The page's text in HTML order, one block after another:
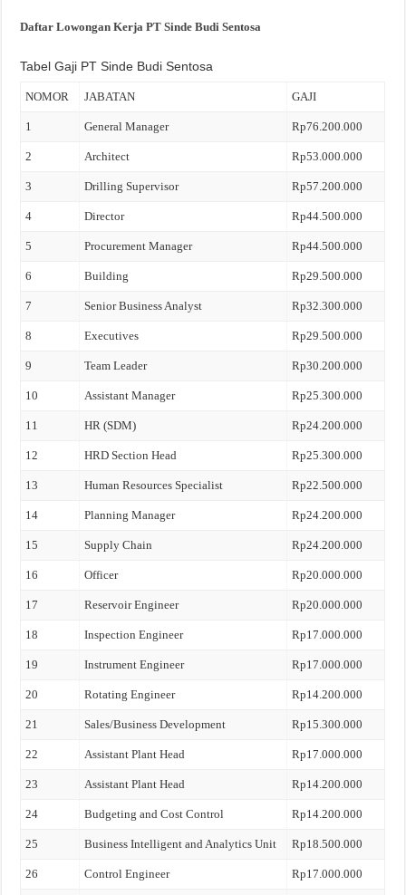
Daftar Lowongan Kerja PT Sinde Budi Sentosa
Tabel Gaji PT Sinde Budi Sentosa
NOMOR JABATAN GAJI
1 General Manager Rp76.200.000
2 Architect Rp53.000.000
3 Drilling Supervisor Rp57.200.000
4 Director Rp44.500.000
5 Procurement Manager Rp44.500.000
6 Building Rp29.500.000
7 Senior Business Analyst Rp32.300.000
8 Executives Rp29.500.000
9 Team Leader Rp30.200.000
10 Assistant Manager Rp25.300.000
11 HR (SDM) Rp24.200.000
12 HRD Section Head Rp25.300.000
13 Human Resources Specialist Rp22.500.000
14 Planning Manager Rp24.200.000
15 Supply Chain Rp24.200.000
16 Officer Rp20.000.000
17 Reservoir Engineer Rp20.000.000
18 Inspection Engineer Rp17.000.000
19 Instrument Engineer Rp17.000.000
20 Rotating Engineer Rp14.200.000
21 Sales/Business Development Rp15.300.000
22 Assistant Plant Head Rp17.000.000
23 Assistant Plant Head Rp14.200.000
24 Budgeting and Cost Control Rp14.200.000
25 Business Intelligent and Analytics Unit Rp18.500.000
26 Control Engineer Rp17.000.000